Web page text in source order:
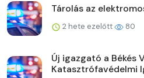
Tárolás az
2 hete ezelőtt 80
Új igazgató a Békés
Katasztrófavédelmi